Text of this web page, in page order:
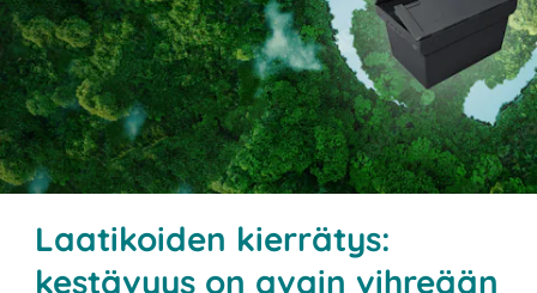
Laatikoiden kierrätys:
kestävyys on avain vihreään